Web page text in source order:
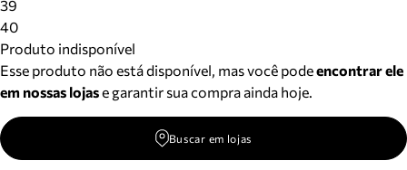
39
40
Produto indisponível
Esse produto não está disponível, mas você podeencontrar ele
em nossas lojase garantir sua compra ainda hoje.
Buscar em lojas